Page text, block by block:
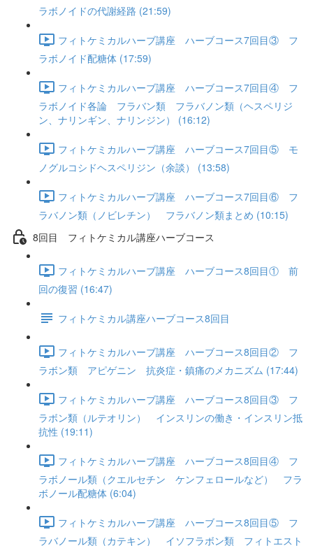
ラボノイドの代謝経路 (21:59)
フィトケミカルハーブ講座 ハーブコース7回目③ フ
ラボノイド配糖体 (17:59)
フィトケミカルハーブ講座 ハーブコース7回目④ フ
ラボノイド各論 フラバン類 フラバノン類（ヘスペリジ
ン、ナリンギン、ナリンジン） (16:12)
フィトケミカルハーブ講座 ハーブコース7回目⑤ モ
ノグルコシドヘスペリジン（余談） (13:58)
フィトケミカルハーブ講座 ハーブコース7回目⑥ フ
ラバノン類（ノビレチン） フラバノン類まとめ (10:15)
8回目 フィトケミカル講座ハーブコース
フィトケミカルハーブ講座 ハーブコース8回目① 前
回の復習 (16:47)
フィトケミカル講座ハーブコース8回目
フィトケミカルハーブ講座 ハーブコース8回目② フ
ラボン類 アピゲニン 抗炎症・鎮痛のメカニズム (17:44)
フィトケミカルハーブ講座 ハーブコース8回目③ フ
ラボン類（ルテオリン） インスリンの働き・インスリン抵
抗性 (19:11)
フィトケミカルハーブ講座 ハーブコース8回目④ フ
ラボノール類（クエルセチン ケンフェロールなど） フラ
ボノール配糖体 (6:04)
フィトケミカルハーブ講座 ハーブコース8回目⑤ フ
ラバノール類（カテキン） イソフラボン類 フィトエスト